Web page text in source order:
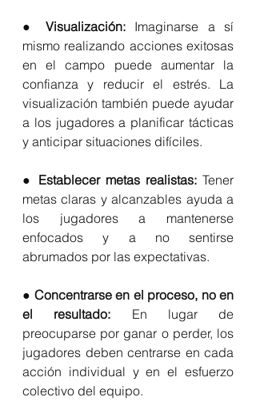
● Visualización: Imaginarse a sí
mismo realizando acciones exitosas
en el campo puede aumentar la
confianza y reducir el estrés. La
visualización también puede ayudar
a los jugadores a planificar tácticas
y anticipar situaciones difíciles.
● Establecer metas realistas: Tener
metas claras y alcanzables ayuda a
los jugadores a mantenerse
enfocados y a no sentirse
abrumados por las expectativas.
● Concentrarse en el proceso, no en
el resultado: En lugar de
preocuparse por ganar o perder, los
jugadores deben centrarse en cada
acción individual y en el esfuerzo
colectivo del equipo.